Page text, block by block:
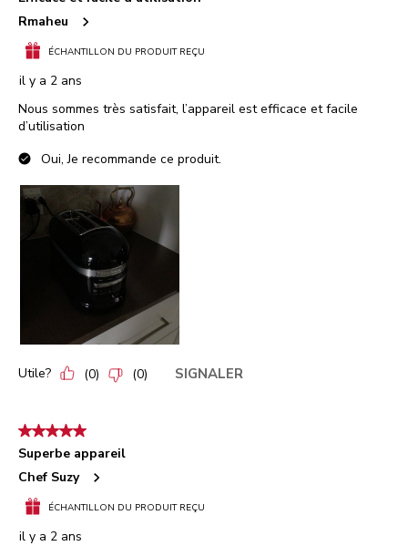
Rmaheu
ÉCHANTILLON DU PRODUIT REÇU
il y a 2 ans
Nous sommes très satisfait, l’appareil est efficace et facile
d’utilisation
Oui, Je recommande ce produit.
Utile? (0) (0) SIGNALER
5 étoile(s) sur 5.
Superbe appareil
Chef Suzy
ÉCHANTILLON DU PRODUIT REÇU
il y a 2 ans